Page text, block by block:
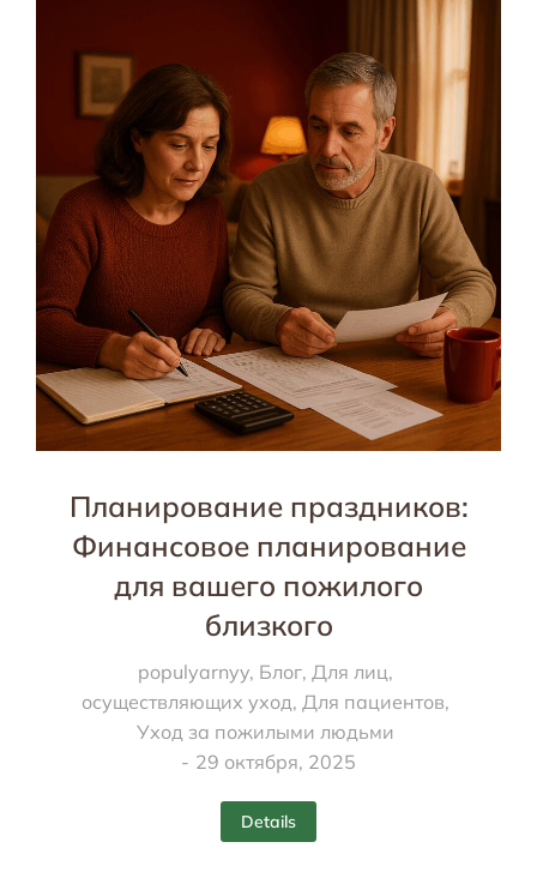
Планирование праздников:
Финансовое планирование
для вашего пожилого
близкого
populyarnyy, Блог, Для лиц,
осуществляющих уход, Для пациентов,
Уход за пожилыми людьми
29 октября, 2025
Details